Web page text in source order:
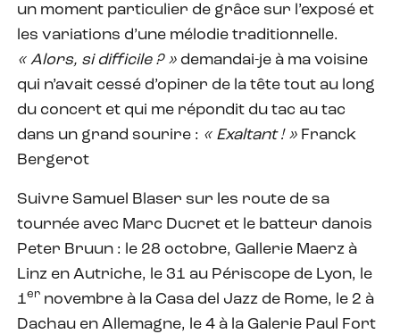
un moment particulier de grâce sur l’exposé et
les variations d’une mélodie traditionnelle.
« Alors, si difficile ? » demandai-je à ma voisine
qui n’avait cessé d’opiner de la tête tout au long
du concert et qui me répondit du tac au tac
dans un grand sourire : « Exaltant ! » Franck
Bergerot
Suivre Samuel Blaser sur les route de sa
tournée avec Marc Ducret et le batteur danois
Peter Bruun : le 28 octobre, Gallerie Maerz à
Linz en Autriche, le 31 au Périscope de Lyon, le
1er novembre à la Casa del Jazz de Rome, le 2 à
Dachau en Allemagne, le 4 à la Galerie Paul Fort